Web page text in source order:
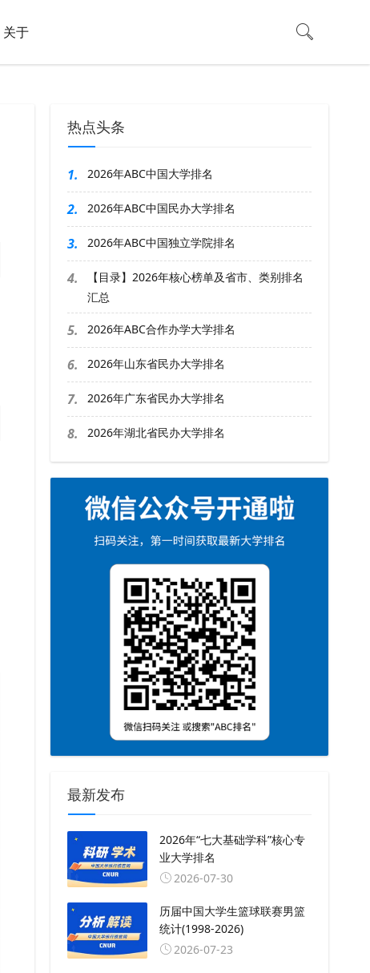
关于
热点头条
1. 2026年ABC中国大学排名
2. 2026年ABC中国民办大学排名
3. 2026年ABC中国独立学院排名
4.
【目录】2026年核心榜单及省市、类别排名
汇总
5. 2026年ABC合作办学大学排名
6. 2026年山东省民办大学排名
7. 2026年广东省民办大学排名
8. 2026年湖北省民办大学排名
最新发布
2026年“七大基础学科”核心专
业大学排名
2026-07-30
历届中国大学生篮球联赛男篮
统计(1998-2026)
2026-07-23